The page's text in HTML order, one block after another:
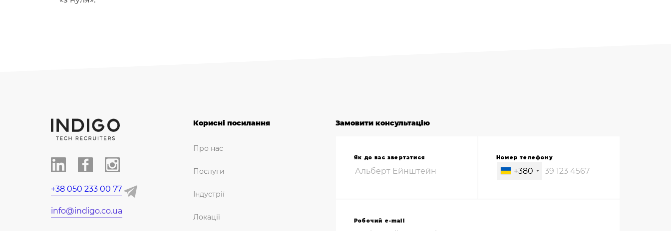
+38 050 233 00 77
info@indigo.co.ua
Корисні посилання
Про нас
Послуги
Індустрії
Локації
Замовити консультацію
Як до вас звертатися Номер телефону
+380
Робочий e-mail